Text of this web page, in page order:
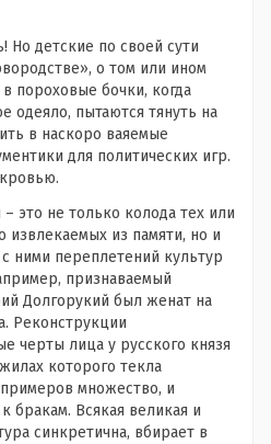
Но детские по своей сути
о том или ином
пороховые бочки, когда
одеяло, пытаются тянуть на
в наскоро ваяемые
для политических игр.
это не только колода тех или
извлекаемых из памяти, но и
ними переплетений культур
признаваемый
Долгорукий был женат на
Реконструкции
черты лица у русского князя
которого текла
примеров множество, и
бракам. Всякая великая и
синкретична, вбирает в